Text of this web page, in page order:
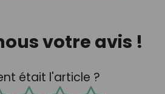
votre avis !
était l'article ?